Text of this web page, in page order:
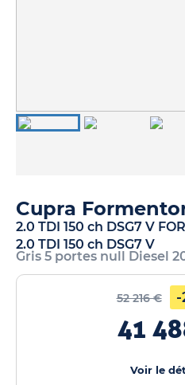
Cupra
2.0 TDI 150 ch DSG7 V
2.0 TDI 150 ch DSG7 V
Gris 5 portes null Diesel
52 216 € -
41
Voir le